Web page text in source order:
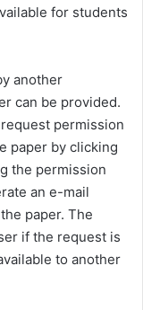
for students
another
can be provided.
permission
paper by clicking
the permission
an e-mail
paper. The
if the request is
to another